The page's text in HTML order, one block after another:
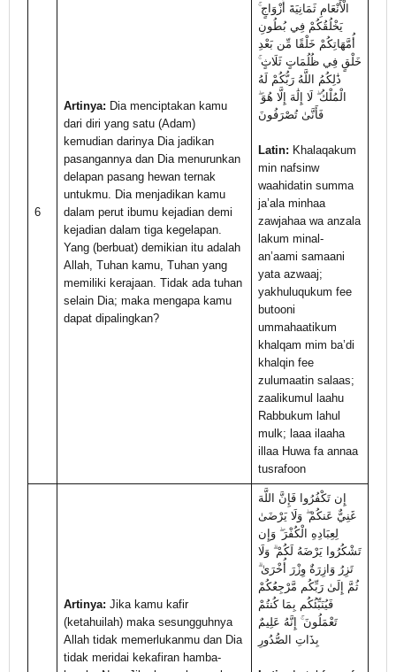
6
Artinya: Dia menciptakan kamu
dari diri yang satu (Adam)
kemudian darinya Dia jadikan
pasangannya dan Dia menurunkan
delapan pasang hewan ternak
untukmu. Dia menjadikan kamu
dalam perut ibumu kejadian demi
kejadian dalam tiga kegelapan.
Yang (berbuat) demikian itu adalah
Allah, Tuhan kamu, Tuhan yang
memiliki kerajaan. Tidak ada tuhan
selain Dia; maka mengapa kamu
dapat dipalingkan?
الْأَنْعَامِ ثَمَانِيَةَ أَزْوَاجٍ ۚ
يَخْلُقُكُمْ فِي بُطُونِ
أُمَّهَاتِكُمْ خَلْقًا مِّن بَعْدِ
خَلْقٍ فِي ظُلُمَاتٍ ثَلَاثٍ ۚ
ذَٰلِكُمُ اللَّهُ رَبُّكُمْ لَهُ
الْمُلْكُ ۖ لَا إِلَٰهَ إِلَّا هُوَ ۖ
فَأَنَّىٰ تُصْرَفُونَ
Latin: Khalaqakum
min nafsinw
waahidatin summa
ja’ala minhaa
zawjahaa wa anzala
lakum minal-
an’aami samaani
yata azwaaj;
yakhuluqukum fee
butooni
ummahaatikum
khalqam mim ba’di
khalqin fee
zulumaatin salaas;
zaalikumul laahu
Rabbukum lahul
mulk; laaa ilaaha
illaa Huwa fa annaa
tusrafoon
Artinya: Jika kamu kafir
(ketahuilah) maka sesungguhnya
Allah tidak memerlukanmu dan Dia
tidak meridai kekafiran hamba-
إِن تَكْفُرُوا فَإِنَّ اللَّهَ
غَنِيٌّ عَنكُمْ ۖ وَلَا يَرْضَىٰ
لِعِبَادِهِ الْكُفْرَ ۖ وَإِن
تَشْكُرُوا يَرْضَهُ لَكُمْ ۗ وَلَا
تَزِرُ وَازِرَةٌ وِزْرَ أُخْرَىٰ ۗ
ثُمَّ إِلَىٰ رَبِّكُم مَّرْجِعُكُمْ
فَيُنَبِّئُكُم بِمَا كُنتُمْ
تَعْمَلُونَ ۚ إِنَّهُ عَلِيمٌ
بِذَاتِ الصُّدُورِ